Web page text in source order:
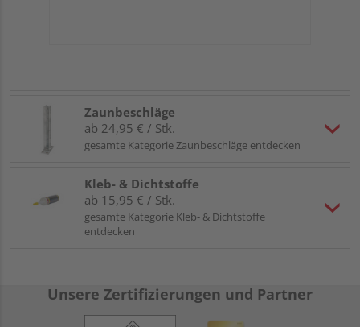
Zaunbeschläge
ab 24,95 € / Stk.
gesamte Kategorie Zaunbeschläge entdecken
Kleb- & Dichtstoffe
ab 15,95 € / Stk.
gesamte Kategorie Kleb- & Dichtstoffe
entdecken
Unsere Zertifizierungen und Partner